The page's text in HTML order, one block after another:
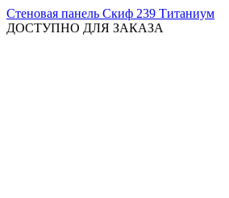
Стеновая панель Скиф 239 Титаниум
ДОСТУПНО ДЛЯ ЗАКАЗА